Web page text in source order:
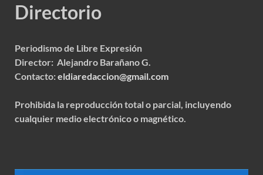
Directorio
Periodismo de Libre Expresión
Director: Alejandro Barañano G.
Contacto:eldiaredaccion@gmail.com
Prohibida la reproducción total o parcial, incluyendo
cualquier medio electrónico o magnético.